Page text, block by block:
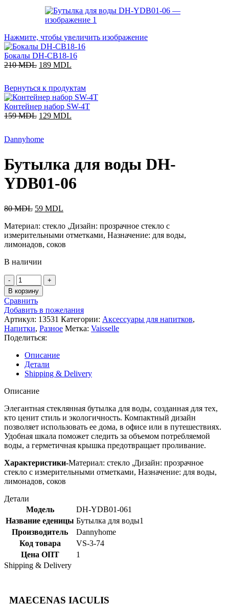
Нажмите, чтобы увеличить изображение
Бокалы DH-CB18-16
210MDL 189 MDL
Вернуться к продуктам
Контейнер набор SW-4T
159MDL 129 MDL
Dannyhome
Бутылка для воды DH-
YDB01-06
80MDL 59 MDL
Материал: стекло ,Дизайн: прозрачное стекло с
измерительными отметками, Назначение: для воды,
лимонадов, соков
В наличии
В корзину
Сравнить
Добавить в пожелания
Артикул: 13531 Категории: Аксессуары для напитков,
Напитки, Разное Метка: Vaisselle
Поделиться:
Описание
Детали
Shipping & Delivery
Описание
Элегантная стеклянная бутылка для воды, созданная для тех,
кто ценит стиль и экологичность. Компактный дизайн
позволяет использовать ее дома, в офисе или в путешествиях.
Удобная шкала поможет следить за объемом потребляемой
воды, а герметичная крышка предотвращает проливание.
Характеристики-Материал: стекло ,Дизайн: прозрачное
стекло с измерительными отметками, Назначение: для воды,
лимонадов, соков
Детали
Модель
DH-YDB01-061
Название еденицы Бутылка для воды1
Производитель
Dannyhome
Код товара
VS-3-74
Цена ОПТ
1
Shipping & Delivery
MAECENAS IACULIS